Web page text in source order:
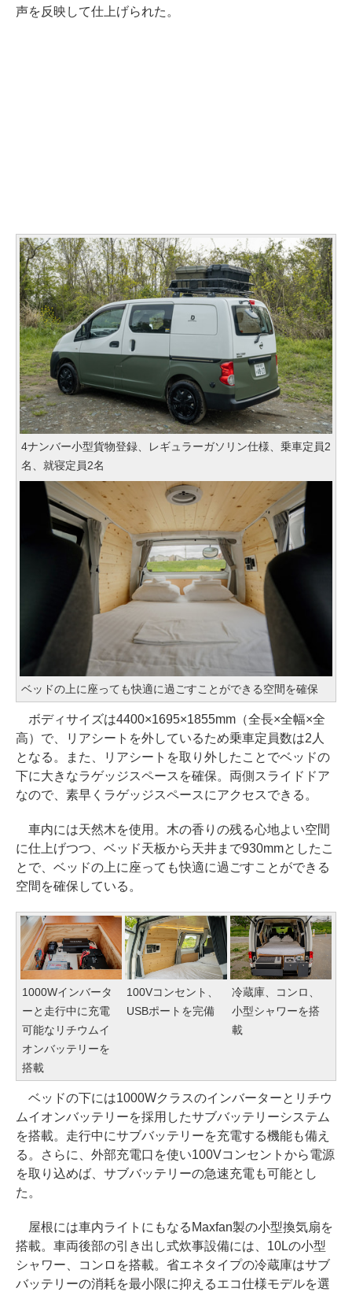
声を反映して仕上げられた。
4ナンバー小型貨物登録、レギュラーガソリン仕様、乗車定員2
名、就寝定員2名
ベッドの上に座っても快適に過ごすことができる空間を確保
ボディサイズは4400×1695×1855mm（全長×全幅×全
高）で、リアシートを外しているため乗車定員数は2人
となる。また、リアシートを取り外したことでベッドの
下に大きなラゲッジスペースを確保。両側スライドドア
なので、素早くラゲッジスペースにアクセスできる。
車内には天然木を使用。木の香りの残る心地よい空間
に仕上げつつ、ベッド天板から天井まで930mmとしたこ
とで、ベッドの上に座っても快適に過ごすことができる
空間を確保している。
1000Wインバータ
ーと走行中に充電
可能なリチウムイ
オンバッテリーを
搭載
100Vコンセント、
USBポートを完備
冷蔵庫、コンロ、
小型シャワーを搭
載
ベッドの下には1000Wクラスのインバーターとリチウ
ムイオンバッテリーを採用したサブバッテリーシステム
を搭載。走行中にサブバッテリーを充電する機能も備え
る。さらに、外部充電口を使い100Vコンセントから電源
を取り込めば、サブバッテリーの急速充電も可能とし
た。
屋根には車内ライトにもなるMaxfan製の小型換気扇を
搭載。車両後部の引き出し式炊事設備には、10Lの小型
シャワー、コンロを搭載。省エネタイプの冷蔵庫はサブ
バッテリーの消耗を最小限に抑えるエコ仕様モデルを選